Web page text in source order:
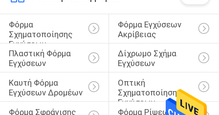
Φόρμα
Σχηματοποίησης
Εγχύσεων
Φόρμα Εγχύσεων
Ακρίβειας
Πλαστική Φόρμα
Εγχύσεων
Δίχρωμο Σχήμα
Εγχύσεων
Καυτή Φόρμα
Εγχύσεων Δρομέων
Οπτική
Σχηματοποίηση
Εγχύσεων
Φόρμα Σφράγισης
Φόρμα Ρίψεων